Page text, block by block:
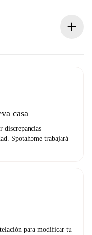
cargo y te
casa
discrepancias
Spotahome trabajará
para modificar tu